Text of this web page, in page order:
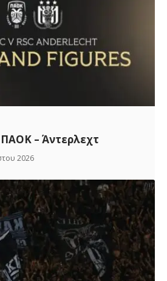
ΠΑΟΚ – Άντερλεχτ
2026